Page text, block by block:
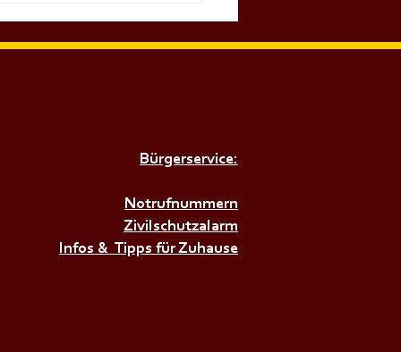
Bürgerservice:
Notrufnummern
Zivilschutzalarm
Infos & Tipps für Zuhause